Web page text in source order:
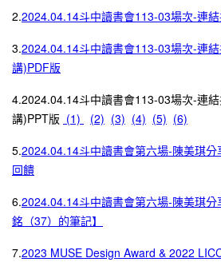
2.2024.04.14斗中讀書會113-03場次-連
3.2024.04.14斗中讀書會113-03場次-連
講)PDF版
4.2024.04.14斗中讀書會113-03場次-連
講)PPT版 (1) (2) (3) (4) (5) (6)
5.2024.04.14斗中讀書會第六場-陳美琪
回饋
6.2024.04.14斗中讀書會第六場-陳美琪
銘（37）的筆記】
7.2023 MUSE Design Award & 2022